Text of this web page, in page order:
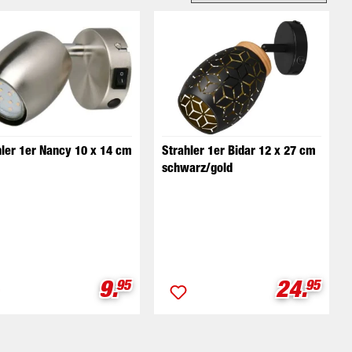
1er Nancy 10 x 14 cm
Verkaufspreis:
9.95
Strahler 1er Bidar 12 x 27 cm
schwarz/gold
24.95